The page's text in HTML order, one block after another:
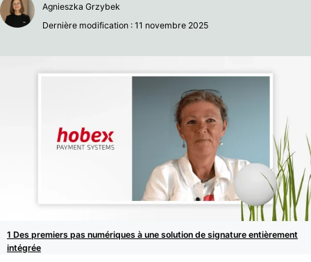
Agnieszka Grzybek
Dernière modification : 11 novembre 2025
Des premiers pas numériques à une solution de signature entièrement
intégrée